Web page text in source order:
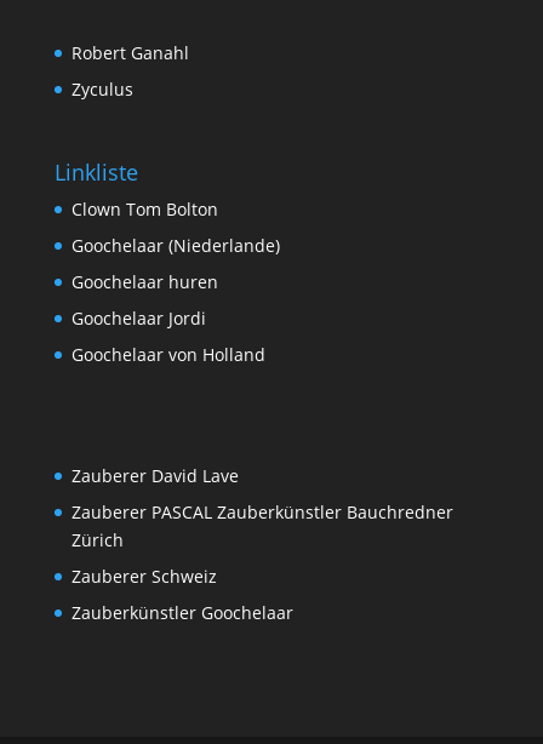
Robert Ganahl
Zyculus
Linkliste
Clown Tom Bolton
Goochelaar (Niederlande)
Goochelaar huren
Goochelaar Jordi
Goochelaar von Holland
Zauberer David Lave
Zauberer PASCAL Zauberkünstler Bauchredner
Zürich
Zauberer Schweiz
Zauberkünstler Goochelaar